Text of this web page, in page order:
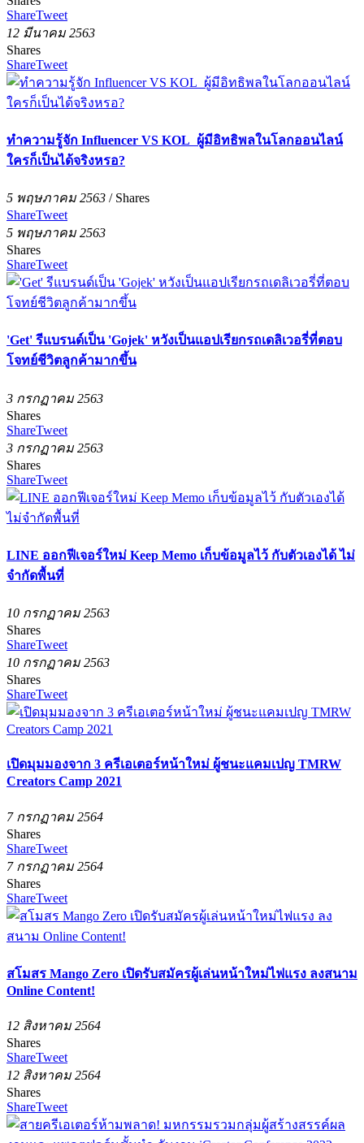
ShareTweet
12 มีนาคม 2563
Shares
ShareTweet
ทำความรู้จัก Influencer VS KOL ผู้มีอิทธิพลในโลกออนไลน์
ใครก็เป็นได้จริงหรอ?
5 พฤษภาคม 2563 / Shares
ShareTweet
5 พฤษภาคม 2563
Shares
ShareTweet
'Get' รีแบรนด์เป็น 'Gojek' หวังเป็นแอปเรียกรถเดลิเวอรี่ที่ตอบ
โจทย์ชีวิตลูกค้ามากขึ้น
3 กรกฏาคม 2563
Shares
ShareTweet
3 กรกฏาคม 2563
Shares
ShareTweet
LINE ออกฟีเจอร์ใหม่ Keep Memo เก็บข้อมูลไว้ กับตัวเองได้ ไม่
จำกัดพื้นที่
10 กรกฏาคม 2563
Shares
ShareTweet
10 กรกฏาคม 2563
Shares
ShareTweet
เปิดมุมมองจาก 3 ครีเอเตอร์หน้าใหม่ ผู้ชนะแคมเปญ TMRW
Creators Camp 2021
7 กรกฏาคม 2564
Shares
ShareTweet
7 กรกฏาคม 2564
Shares
ShareTweet
สโมสร Mango Zero เปิดรับสมัครผู้เล่นหน้าใหม่ไฟแรง ลงสนาม
Online Content!
12 สิงหาคม 2564
Shares
ShareTweet
12 สิงหาคม 2564
Shares
ShareTweet